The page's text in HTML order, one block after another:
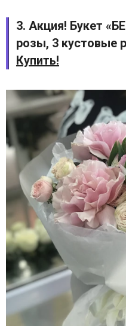
3. Акция! Букет
розы, 3 кустовые
Купить!